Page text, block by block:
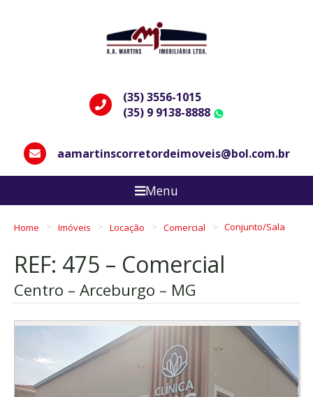
(35) 3556-1015
(35) 9 9138-8888
aamartinscorretordeimoveis@bol.com.br
Menu
Home Imóveis Locação Comercial Conjunto/Sala
REF: 475 – Comercial
Centro – Arceburgo – MG